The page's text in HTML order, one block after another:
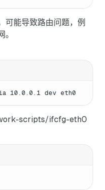
可能导致路由问题，例
10.0.0.1 dev eth0
scripts/ifcfg-eth0